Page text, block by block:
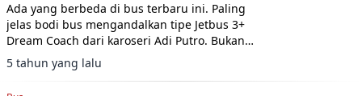
Ada yang berbeda di bus terbaru ini. Paling
jelas bodi bus mengandalkan tipe Jetbus 3+
Dream Coach dari karoseri Adi Putro. Bukan
lagi Suites Class dari karoseri Laksana.
5 tahun yang lalu